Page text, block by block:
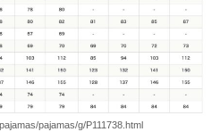
pajamas/g/P111738.html